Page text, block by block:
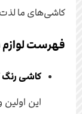
کاشی‌های ما لذت
فهرست
کاشی رنگ
این